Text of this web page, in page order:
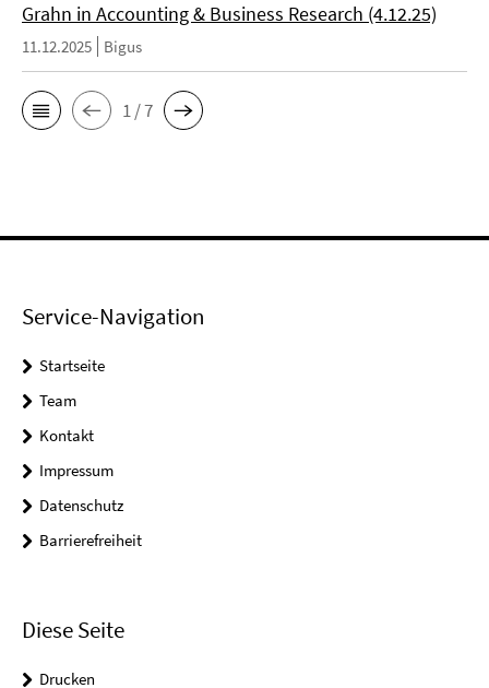
Grahn in Accounting & Business Research (4.12.25)
11.12.2025 Bigus
1 / 7
Service-Navigation
Startseite
Team
Kontakt
Impressum
Datenschutz
Barrierefreiheit
Diese Seite
Drucken